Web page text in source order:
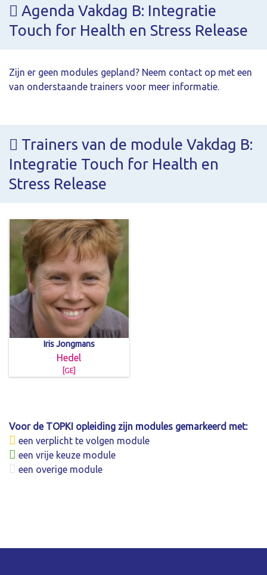
Agenda Vakdag B: Integratie
Touch for Health en Stress Release
Zijn er geen modules gepland? Neem contact op met een
van onderstaande trainers voor meer informatie.
Trainers van de module Vakdag B:
Integratie Touch for Health en
Stress Release
Iris Jongmans
Hedel
[GE]
Voor de TOPKI opleiding zijn modules gemarkeerd met:
een verplicht te volgen module
een vrije keuze module
een overige module